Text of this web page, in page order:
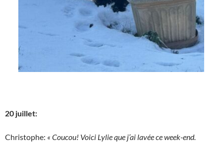
20 juillet:
Christophe: « Coucou! Voici Lylie que j’ai lavée ce week-end.